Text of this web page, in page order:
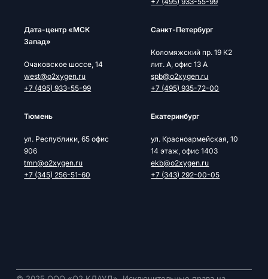
Дата-центр «МСК
Запад»
Очаковское шоссе, 14
west@o2xygen.ru
+7 (495) 933-55-99
Cанкт-Петербург
Коломяжский пр. 19 К2
лит. А, офис 13 А
spb@o2xygen.ru
+7 (495) 935-72-00
Тюмень
ул. Республики, 65 офис
906
tmn@o2xygen.ru
+7 (345) 256-51-60
Екатеринбург
ул. Красноармейская, 10
14 этаж, офис 1403
ekb@o2xygen.ru
+7 (343) 292-00-05